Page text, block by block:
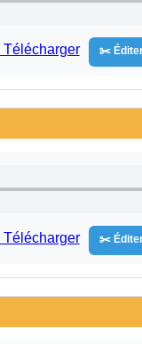
Télécharger ✂️
Télécharger ✂️